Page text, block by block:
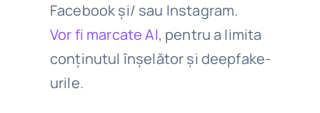
Facebook și/ sau Instagram.
Vor fi marcate AI, pentru a limita
conținutul înșelător și deepfake-
urile.